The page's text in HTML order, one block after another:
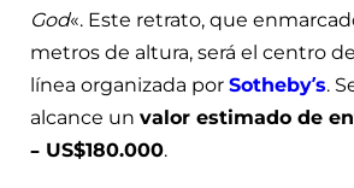
God«. Este retrato, que
metros de altura, será el centro
línea organizada por Sotheby’s.
alcance un valor estimado de
– US$180.000.